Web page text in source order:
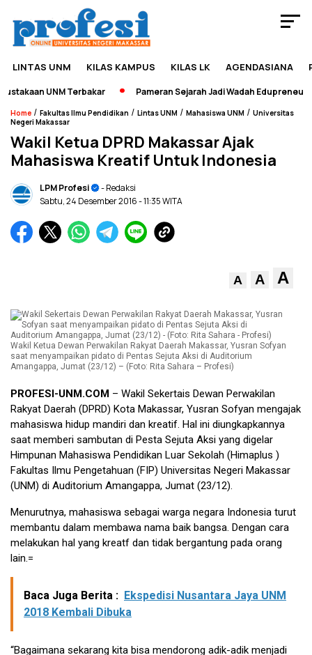
LINTAS UNM KILAS KAMPUS KILAS LK AGENDASIANA
UNM Terbakar Pameran Sejarah Jadi Wadah
Home / Fakultas Ilmu Pendidikan / Lintas UNM / Mahasiswa UNM / Universitas
Negeri Makassar
Wakil Ketua DPRD Makassar Ajak
Mahasiswa Kreatif Untuk Indonesia
LPM Profesi
- Redaksi
Sabtu, 24 Desember 2016- 11:35 WITA
A A A
Wakil Ketua Dewan Perwakilan Rakyat Daerah Makassar, Yusran Sofyan
saat menyampaikan pidato di Pentas Sejuta Aksi di Auditorium
Amangappa, Jumat (23/12) – (Foto: Rita Sahara – Profesi)
PROFESI-UNM.COM – Wakil Sekertais Dewan Perwakilan
Rakyat Daerah (DPRD) Kota Makassar, Yusran Sofyan mengajak
mahasiswa hidup mandiri dan kreatif. Hal ini diungkapkannya
saat memberi sambutan di Pesta Sejuta Aksi yang digelar
Himpunan Mahasiswa Pendidikan Luar Sekolah (Himaplus )
Fakultas Ilmu Pengetahuan (FIP) Universitas Negeri Makassar
(UNM) di Auditorium Amangappa, Jumat (23/12).
Menurutnya, mahasiswa sebagai warga negara Indonesia turut
membantu dalam membawa nama baik bangsa. Dengan cara
melakukan hal yang kreatf dan tidak bergantung pada orang
lain.=
Baca Juga Berita : Ekspedisi Nusantara Jaya UNM
2018 Kembali Dibuka
“Bagaimana sekarang kita bisa mendorong adik-adik menjadi